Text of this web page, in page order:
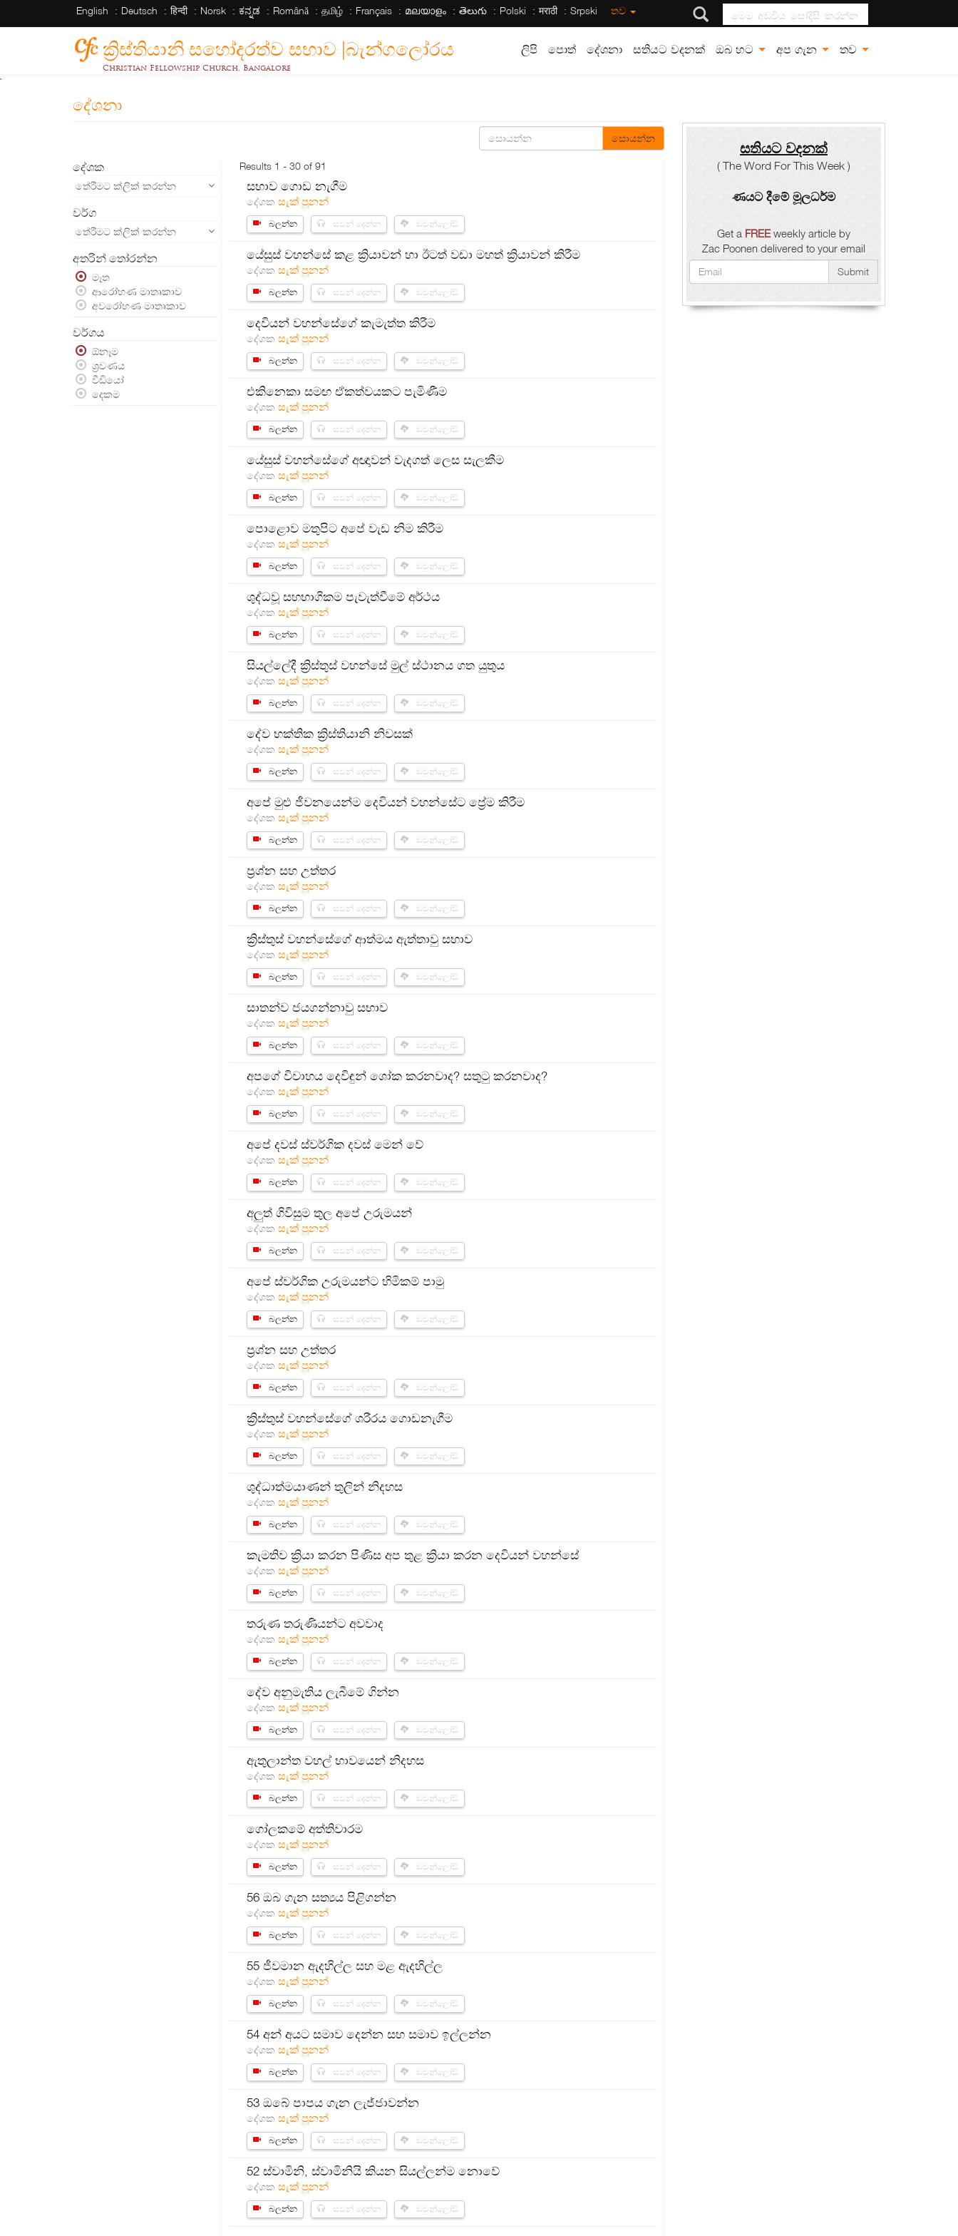
English Deutsch हिन्दी Norsk ಕನ್ನಡ Română தமிழ் Français മലയാളം తెలుగు Polski मराठी Srpski තව
මෙම අඩවිය සෝදිසි
කරන්න
ක්‍රිස්තියානි සහෝදරත්ව සභාව |බැන්ගලෝරය
Christian Fellowship Church, Bangalore
ලිපි පොත් දේශනා සතියට වදනක් ඔබ හට අප ගැන තව
`
දේශනා
සොයන්න
දේශක
තේරීමට ක්ලික් කරන්න
වර්ග
තේරීමට ක්ලික් කරන්න
අතරින් තෝරන්න
මෑත
ආරෝහණ මාතෘකාව
අවරෝහණ මාතෘකාව
වර්ගය
ඕනෑම
ශ්‍රවණය
වීඩියෝ
දෙකම
Results 1 - 30 of 91
සභාව ගොඩ නැගීම
දේශක සැක් පූනන්
බලන්න සවන් දෙන්න ඩවුන්ලෝඩ්
යේසුස් වහන්සේ කළ ක්‍රියාවන් හා ඊටත් වඩා මහත් ක්‍රියාවන් කිරීම
දේශක සැක් පූනන්
බලන්න සවන් දෙන්න ඩවුන්ලෝඩ්
දෙවියන් වහන්සේගේ කැමැත්ත කිරීම​
දේශක සැක් පූනන්
බලන්න සවන් දෙන්න ඩවුන්ලෝඩ්
එකිනෙකා සමඟ ඒකත්වයකට පැමිණීම
දේශක සැක් පූනන්
බලන්න සවන් දෙන්න ඩවුන්ලෝඩ්
යේසුස් වහන්සේගේ අඥාවන් වැදගත් ලෙස සැලකීම​
දේශක සැක් පූනන්
බලන්න සවන් දෙන්න ඩවුන්ලෝඩ්
පොළොව මතුපිට අපේ වැඩ නිම කිරීම​
දේශක සැක් පූනන්
බලන්න සවන් දෙන්න ඩවුන්ලෝඩ්
ශුද්ධවූ සහභාගිකම පැවැත්වීමේ අර්ථය
දේශක සැක් පූනන්
බලන්න සවන් දෙන්න ඩවුන්ලෝඩ්
සියල්ලේදී ක්‍රිස්තුස් වහන්සේ මුල් ස්ථානය ගත යුතුය​​
දේශක සැක් පූනන්
බලන්න සවන් දෙන්න ඩවුන්ලෝඩ්
දේව භක්තික ක්‍රිස්තියානි නිවසක්​
දේශක සැක් පූනන්
බලන්න සවන් දෙන්න ඩවුන්ලෝඩ්
අපේ මුළු ජීවනයෙන්ම දෙවියන් වහන්සේට ප්‍රේම කිරීම
දේශක සැක් පූනන්
බලන්න සවන් දෙන්න ඩවුන්ලෝඩ්
ප්‍රශ්න සහ උත්තර​
දේශක සැක් පූනන්
බලන්න සවන් දෙන්න ඩවුන්ලෝඩ්
ක්‍රිස්තුස් වහන්සේගේ ආත්මය ඇත්තාවු සභාව
දේශක සැක් පූනන්
බලන්න සවන් දෙන්න ඩවුන්ලෝඩ්
සාතන්ව ජයගන්නාවු සභාව​​
දේශක සැක් පූනන්
බලන්න සවන් දෙන්න ඩවුන්ලෝඩ්
අපගේ විවාහය දෙවිඳුන් ශෝක කරනවාද? සතුටු කරනවාද?
දේශක සැක් පූනන්
බලන්න සවන් දෙන්න ඩවුන්ලෝඩ්
අපේ දවස් ස්වර්ගික දවස් මෙන් වේ
දේශක සැක් පූනන්
බලන්න සවන් දෙන්න ඩවුන්ලෝඩ්
අලුත් ගිවිසුම තුල අපේ උරුමයන්​
දේශක සැක් පූනන්
බලන්න සවන් දෙන්න ඩවුන්ලෝඩ්
අපේ ස්වර්ගික උරුමයන්ට හිමිකම් පාමු
දේශක සැක් පූනන්
බලන්න සවන් දෙන්න ඩවුන්ලෝඩ්
ප්‍රශ්න සහ උත්තර
දේශක සැක් පූනන්
බලන්න සවන් දෙන්න ඩවුන්ලෝඩ්
ක්‍රිස්තුස් වහන්සේගේ ශරීරය ගොඩනැගීම
දේශක සැක් පූනන්
බලන්න සවන් දෙන්න ඩවුන්ලෝඩ්
ශුද්ධාත්මයාණන් තුලින් නිදහස​​
දේශක සැක් පූනන්
බලන්න සවන් දෙන්න ඩවුන්ලෝඩ්
කැමතිව ක්‍රියා කරන පිණිස අප තුළ ක්‍රියා කරන දෙවියන් වහන්සේ
දේශක සැක් පූනන්
බලන්න සවන් දෙන්න ඩවුන්ලෝඩ්
තරුණ තරුණියන්ට අවවාද​
දේශක සැක් පූනන්
බලන්න සවන් දෙන්න ඩවුන්ලෝඩ්
දේව අනුමැතිය ලැබීමේ ගින්න
දේශක සැක් පූනන්
බලන්න සවන් දෙන්න ඩවුන්ලෝඩ්
ඇතුලාන්ත වහල් භාවයෙන් නිදහස
දේශක සැක් පූනන්
බලන්න සවන් දෙන්න ඩවුන්ලෝඩ්
ගෝලකමේ අත්තිවාරම​
දේශක සැක් පූනන්
බලන්න සවන් දෙන්න ඩවුන්ලෝඩ්
56 ඔබ ගැන සත්‍යය පිළිගන්න
දේශක සැක් පූනන්
බලන්න සවන් දෙන්න ඩවුන්ලෝඩ්
55 ජීවමාන ඇදහිල්ල සහ මළ ඇදහිල්ල
දේශක සැක් පූනන්
බලන්න සවන් දෙන්න ඩවුන්ලෝඩ්
54 අන් අයට සමාව දෙන්න සහ සමාව ඉල්ලන්න
දේශක සැක් පූනන්
බලන්න සවන් දෙන්න ඩවුන්ලෝඩ්
53 ඔබේ පාපය ගැන ලැජ්ජාවන්න
දේශක සැක් පූනන්
බලන්න සවන් දෙන්න ඩවුන්ලෝඩ්
52 ස්වාමිනි, ස්වාමිනියි කියන සියල්ලන්ම නොවේ
දේශක සැක් පූනන්
බලන්න සවන් දෙන්න ඩවුන්ලෝඩ්
සතියට වදනක්
( The Word For This Week )
ණයට දීමේ මූලධර්ම
Get a FREEweekly article by
Zac Poonen delivered to your email
Submit